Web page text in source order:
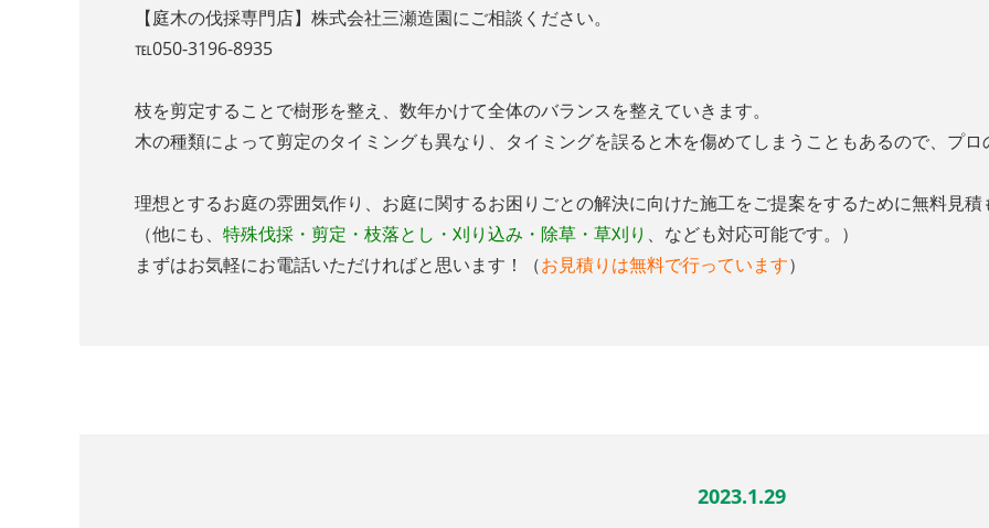
【庭木の伐採専門店】株式会社三瀬造園にご相談ください。
℡050-3196-8935
枝を剪定することで樹形を整え、数年かけて全体のバランスを整えていきます。
木の種類によって剪定のタイミングも異なり、タイミングを誤ると木を傷めてしまうこともあるので、プ
理想とするお庭の雰囲気作り、お庭に関するお困りごとの解決に向けた施工をご提案をするために無料見
（他にも、 特殊伐採・剪定・枝落とし・刈り込み・除草・草刈り 、なども対応可能です。）
まずはお気軽にお電話いただければと思います！（お見積りは無料で行っています）
2023.1.29